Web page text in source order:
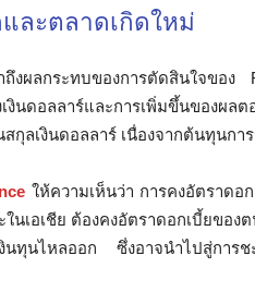
ละตลาดเกิดใหม่
งผลกระทบของการตัดสินใจของ
งินดอลลาร์และการเพิ่มขึ้นของผ
ลเงินดอลลาร์ เนื่องจากต้นทุนกา
ให้ความเห็นว่า การคงอัตราดอ
นเอเชีย ต้องคงอัตราดอกเบี้ยของ
งินทุนไหลออก ซึ่งอาจนำไปสู่การช